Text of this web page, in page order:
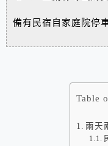
備有民宿自家庭院停
Table
兩天